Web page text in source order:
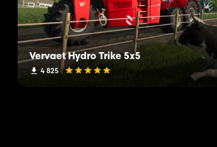
Vervaet Hydro Trike 5x5
4 825